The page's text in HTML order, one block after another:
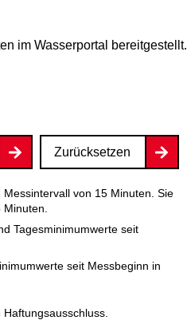
im Wasserportal bereitgestellt.
Zurücksetzen
von 15 Minuten. Sie
Minuten.
Tagesminimumwerte seit
seit Messbeginn in
Haftungsausschluss.